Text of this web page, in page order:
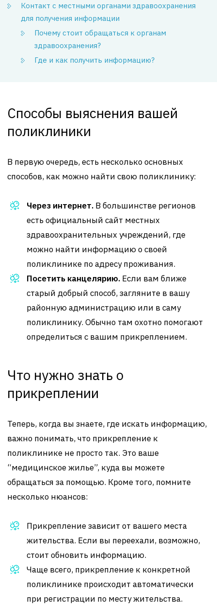
Контакт с местными органами здравоохранения
для получения информации
Почему стоит обращаться к органам
здравоохранения?
Где и как получить информацию?
Способы выяснения вашей
поликлиники
В первую очередь, есть несколько основных
способов, как можно найти свою поликлинику:
Через интернет. В большинстве регионов
есть официальный сайт местных
здравоохранительных учреждений, где
можно найти информацию о своей
поликлинике по адресу проживания.
Посетить канцелярию. Если вам ближе
старый добрый способ, загляните в вашу
районную администрацию или в саму
поликлинику. Обычно там охотно помогают
определиться с вашим прикреплением.
Что нужно знать о
прикреплении
Теперь, когда вы знаете, где искать информацию,
важно понимать, что прикрепление к
поликлинике не просто так. Это ваше
“медицинское жилье”, куда вы можете
обращаться за помощью. Кроме того, помните
несколько нюансов:
Прикрепление зависит от вашего места
жительства. Если вы переехали, возможно,
стоит обновить информацию.
Чаще всего, прикрепление к конкретной
поликлинике происходит автоматически
при регистрации по месту жительства.